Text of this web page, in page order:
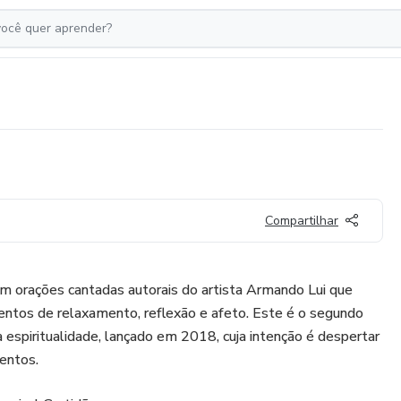
Compartilhar
orações cantadas autorais do artista Armando Lui que
de relaxamento, reflexão e afeto. Este é o segundo
lançado em 2018, cuja intenção é despertar